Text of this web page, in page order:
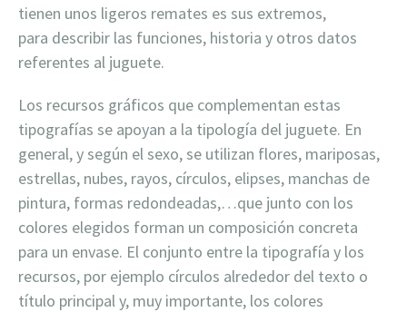
tienen unos ligeros remates es sus extremos,
para describir las funciones, historia y otros datos
referentes al juguete.
Los recursos gráficos que complementan estas
tipografías se apoyan a la tipología del juguete. En
general, y según el sexo, se utilizan flores, mariposas,
estrellas, nubes, rayos, círculos, elipses, manchas de
pintura, formas redondeadas,…que junto con los
colores elegidos forman un composición concreta
para un envase. El conjunto entre la tipografía y los
recursos, por ejemplo círculos alrededor del texto o
título principal y, muy importante, los colores